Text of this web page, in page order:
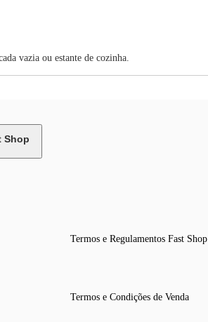
vazia ou estante de cozinha.
Shop
Termos e Regulamentos Fast Shop
Termos e Condições de Venda